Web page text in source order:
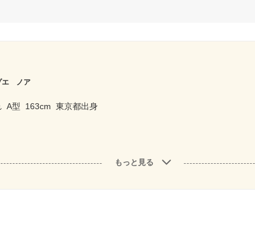
エ ノア
A型 163cm 東京都出身
もっと見る